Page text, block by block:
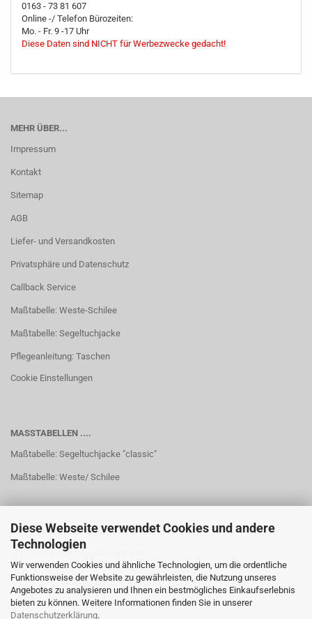
Diese Webseite verwendet Cookies und andere
Technologien
Wir verwenden Cookies und ähnliche Technologien, um die ordentliche
Funktionsweise der Website zu gewährleisten, die Nutzung unseres
Angebotes zu analysieren und Ihnen ein bestmögliches Einkaufserlebnis
bieten zu können. Weitere Informationen finden Sie in unserer
Datenschutzerklärung.
0163 - 73 81 607
Online -/ Telefon Bürozeiten:
Mo. - Fr. 9 -17 Uhr
Diese Daten sind NICHT für Werbezwecke gedacht!
MEHR ÜBER...
Impressum
Kontakt
Sitemap
AGB
Liefer- und Versandkosten
Privatsphäre und Datenschutz
Callback Service
Maßtabelle: Weste-Schilee
Maßtabelle: Segeltuchjacke
Pflegeanleitung: Taschen
Cookie Einstellungen
MASSTABELLEN ....
Maßtabelle: Segeltuchjacke "classic"
Maßtabelle: Weste/ Schilee
PFLEGE- UND WASCHANLEITUNGEN
Waschanleitung: Segeltuchjacken
Pflegeanleitung: Taschen